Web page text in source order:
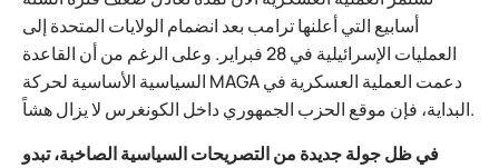
أسابيع التي أعلنها ترامب بعد انضمام الولايات المتحدة إلى
العمليات الإسرائيلية في 28 فبراير. وعلى الرغم من أن القاعدة
السياسية الأساسية لحركة MAGA دعمت العملية العسكرية في
البداية، فإن موقع الحزب الجمهوري داخل الكونغرس لا يزال هشاً.
في ظل جولة جديدة من التصريحات السياسية الصاخبة، تبدو